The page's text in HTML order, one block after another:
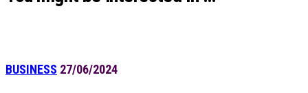
BUSINESS 27/06/2024